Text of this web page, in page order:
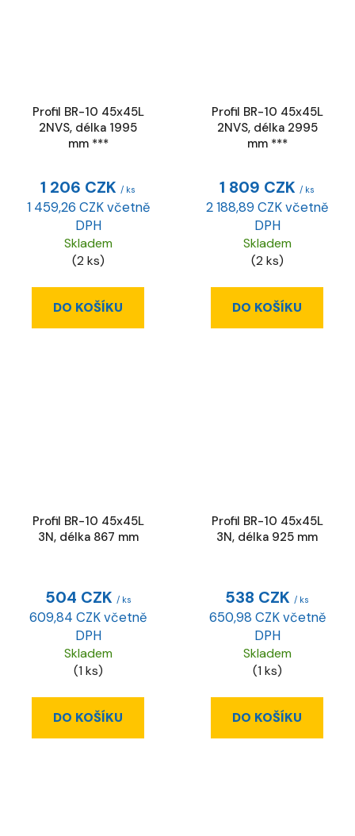
Profil BR-10 45x45L
2NVS, délka 1995
mm ***
1 206 CZK / ks
1 459,26 CZK včetně
DPH
Skladem
(2 ks)
DO KOŠÍKU
Profil BR-10 45x45L
2NVS, délka 2995
mm ***
1 809 CZK / ks
2 188,89 CZK včetně
DPH
Skladem
(2 ks)
DO KOŠÍKU
Profil BR-10 45x45L
3N, délka 867 mm
504 CZK / ks
609,84 CZK včetně
DPH
Skladem
(1 ks)
DO KOŠÍKU
Profil BR-10 45x45L
3N, délka 925 mm
538 CZK / ks
650,98 CZK včetně
DPH
Skladem
(1 ks)
DO KOŠÍKU